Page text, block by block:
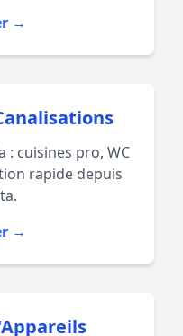
→
: cuisines pro, WC
rapide depuis
→